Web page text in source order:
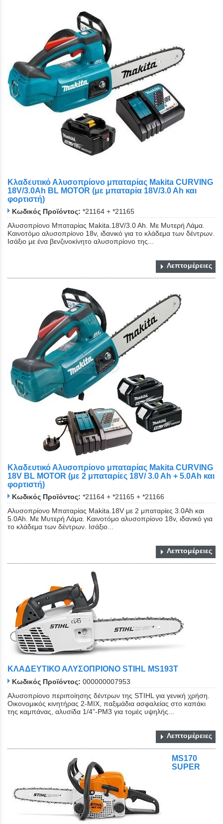
Κλαδευτικό Αλυσοπρίονο μπαταρίας Makita CURVING
18V/3.0Ah BL MOTOR (με μπαταρία 18V/3.0 Ah και
φορτιστή)
Κωδικός Προϊόντος: *21164 + *21165
Αλυσοπρίονο Μπαταρίας Makita.18V/3.0 Ah. Με Μυτερή Λάμα.
Καινοτόμο αλυσοπρίονο 18v, ιδανικό για το κλάδεμα των δέντρων.
Ισάξιο με ένα βενζινοκίνητο αλυσοπρίονο της...
Λεπτομέρειες
Κλαδευτικό Αλυσοπρίονο μπαταρίας Makita CURVING
18V BL MOTOR (με 2 μπαταρίες 18V/ 3.0 Ah + 5.0Αh και
φορτιστή)
Κωδικός Προϊόντος: *21164 + *21165 + *21166
Αλυσοπρίονο Μπαταρίας Makita.18V με 2 μπαταρίες 3.0Αh και
5.0Αh. Με Μυτερή Λάμα. Καινοτόμο αλυσοπρίονο 18v, ιδανικό για
το κλάδεμα των δέντρων. Ισάξιο...
Λεπτομέρειες
ΚΛΑΔΕΥΤΙΚΟ ΑΛΥΣΟΠΡΙΟΝΟ STIHL MS193Τ
Κωδικός Προϊόντος: 000000007953
Αλυσοπρίονο περιποίησης δέντρων της STIHL για γενική χρήση.
Οικονομικός κινητήρας 2-MIX, παξιμάδια ασφαλείας στο καπάκι
της καμπάνας, αλυσίδα 1/4"-PM3 για τομές υψηλής...
Λεπτομέρειες
MS170
SUPER